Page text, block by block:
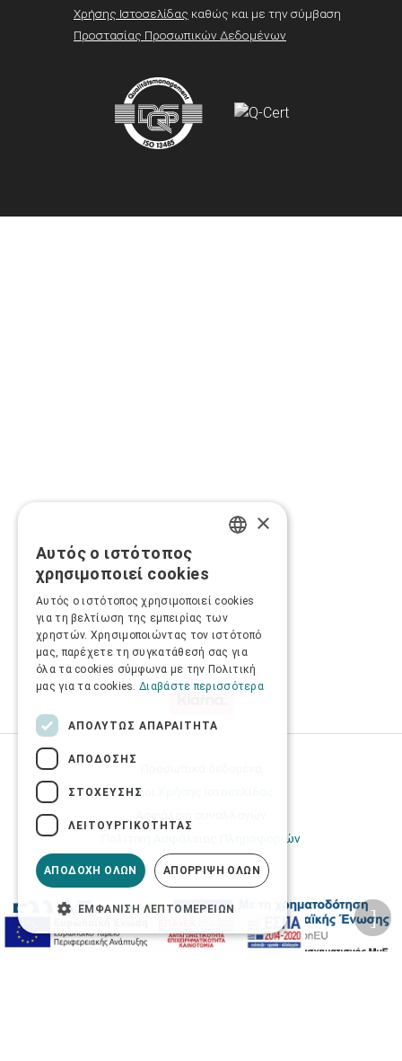
Χρήσης Ιστοσελίδας καθώς και με την σύμβαση
Προστασίας Προσωπικών Δεδομένων
Όροι Χρήσης Ιστοσελίδας
Πολιτική Ασφάλειας Πληροφοριών
×
Αυτός ο ιστότοπος
χρησιμοποιεί cookies
Αυτός ο ιστότοπος χρησιμοποιεί cookies
για τη βελτίωση της εμπειρίας των
χρηστών. Χρησιμοποιώντας τον ιστότοπό
μας, παρέχετε τη συγκατάθεσή σας για
όλα τα cookies σύμφωνα με την Πολιτική
μας για τα cookies. Διαβάστε περισσότερα
ΑΠΟΛΎΤΩΣ ΑΠΑΡΑΊΤΗΤΑ
ΑΠΌΔΟΣΗΣ
ΣΤΌΧΕΥΣΗΣ
ΛΕΙΤΟΥΡΓΙΚΌΤΗΤΑΣ
ΑΠΟΔΟΧΉ ΌΛΩΝ ΑΠΌΡΡΙΨΗ ΌΛΩΝ
ΕΜΦΆΝΙΣΗ ΛΕΠΤΟΜΕΡΕΙΏΝ